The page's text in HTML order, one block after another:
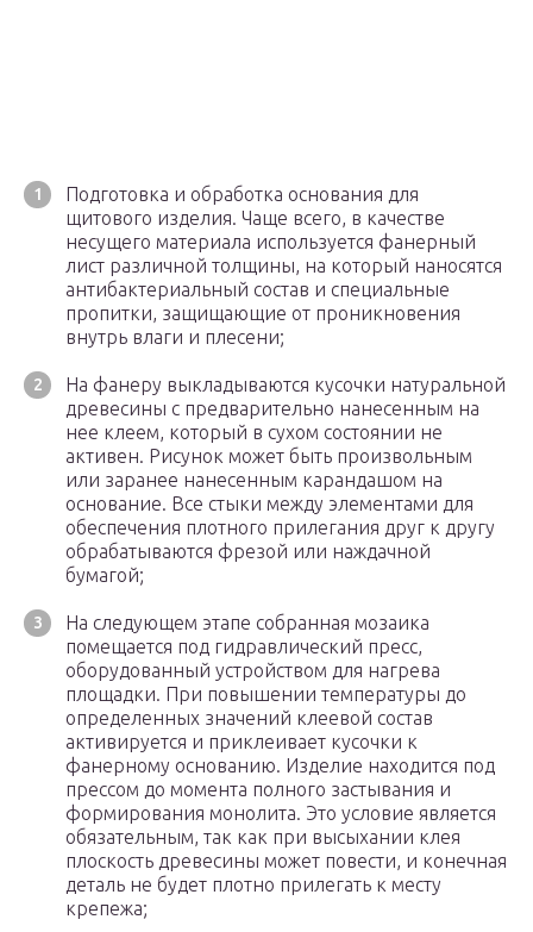
Подготовка и обработка основания для
щитового изделия. Чаще всего, в качестве
несущего материала используется фанерный
лист различной толщины, на который наносятся
антибактериальный состав и специальные
пропитки, защищающие от проникновения
внутрь влаги и плесени;
На фанеру выкладываются кусочки натуральной
древесины с предварительно нанесенным на
нее клеем, который в сухом состоянии не
активен. Рисунок может быть произвольным
или заранее нанесенным карандашом на
основание. Все стыки между элементами для
обеспечения плотного прилегания друг к другу
обрабатываются фрезой или наждачной
бумагой;
На следующем этапе собранная мозаика
помещается под гидравлический пресс,
оборудованный устройством для нагрева
площадки. При повышении температуры до
определенных значений клеевой состав
активируется и приклеивает кусочки к
фанерному основанию. Изделие находится под
прессом до момента полного застывания и
формирования монолита. Это условие является
обязательным, так как при высыхании клея
плоскость древесины может повести, и конечная
деталь не будет плотно прилегать к месту
крепежа;